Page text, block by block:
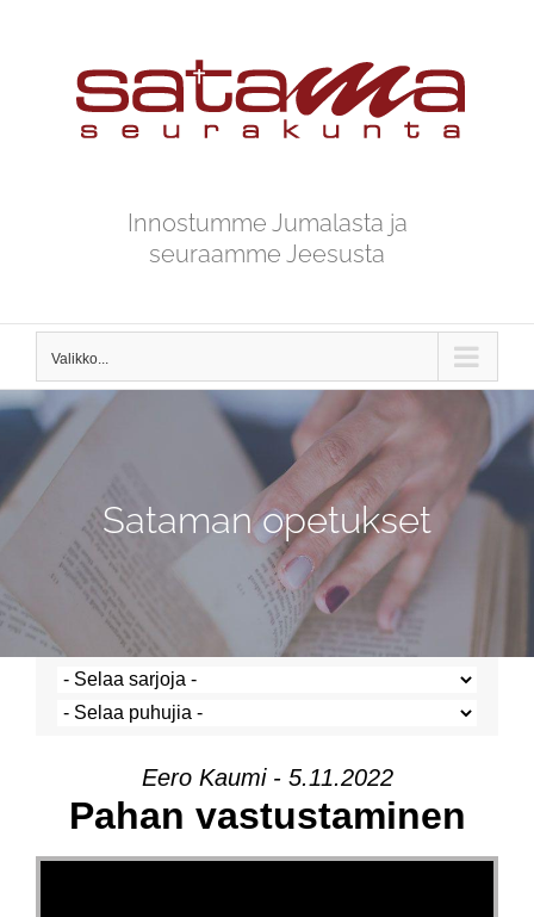
Innostumme Jumalasta ja
seuraamme Jeesusta
Valikko...
Sataman opetukset
Eero Kaumi - 5.11.2022
Pahan vastustaminen